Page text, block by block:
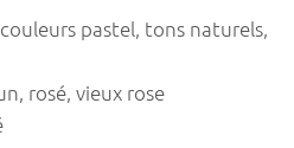
pastel, tons naturels,
rosé, vieux rose